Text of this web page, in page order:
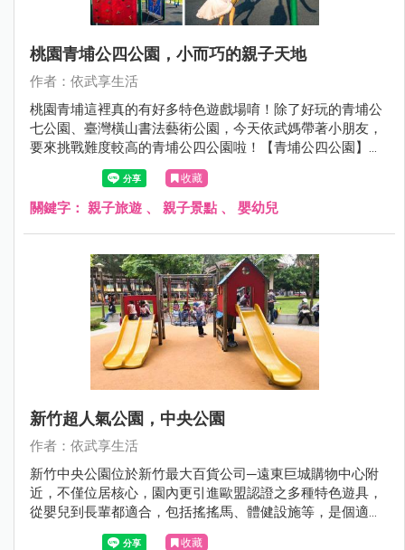
桃園青埔公四公園，小而巧的親子天地
作者：依武享生活
桃園青埔這裡真的有好多特色遊戲場唷！除了好玩的青埔公
七公園、臺灣橫山書法藝術公園，今天依武媽帶著小朋友，
要來挑戰難度較高的青埔公四公園啦！【青埔公四公園】雖
然面積不大，但裏面其實還蠻厲害的。有各種類型的攀爬
網、攀爬牆，還有依武家第一次見到酷似遊樂園的旋轉飛
椅，也太好玩了吧！新奇又有創意的特色遊具，連依武媽看
收藏
關鍵字： 親子旅遊 、 親子景點 、 嬰幼兒
新竹超人氣公園，中央公園
作者：依武享生活
新竹中央公園位於新竹最大百貨公司─遠東巨城購物中心附
近，不僅位居核心，園內更引進歐盟認證之多種特色遊具，
從嬰兒到長輩都適合，包括搖搖馬、體健設施等，是個適合
全家大小假日運動休閒的好地方。
收藏